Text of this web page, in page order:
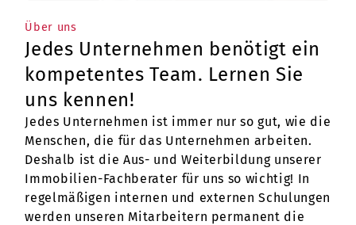
Über uns
Jedes Unternehmen benötigt ein
kompetentes Team. Lernen Sie
uns kennen!
Jedes Unternehmen ist immer nur so gut, wie die
Menschen, die für das Unternehmen arbeiten.
Deshalb ist die Aus- und Weiterbildung unserer
Immobilien-Fachberater für uns so wichtig! In
regelmäßigen internen und externen Schulungen
werden unseren Mitarbeitern permanent die